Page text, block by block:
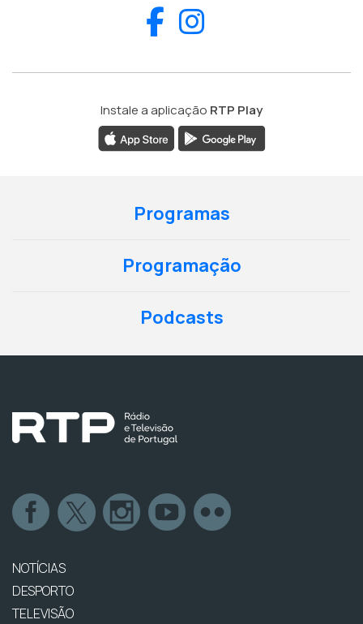
Facebook
Instale a aplicação RTP Play
Programas
Programação
Podcasts
NOTÍCIAS
DESPORTO
TELEVISÃO